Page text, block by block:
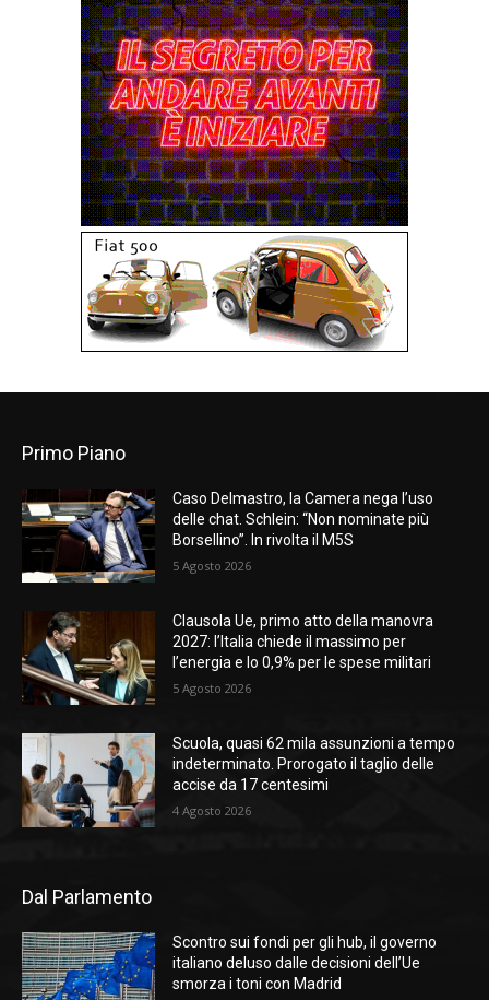
Primo Piano
Caso Delmastro, la Camera nega l’uso
delle chat. Schlein: “Non nominate più
Borsellino”. In rivolta il M5S
5 Agosto 2026
Clausola Ue, primo atto della manovra
2027: l’Italia chiede il massimo per
l’energia e lo 0,9% per le spese militari
5 Agosto 2026
Scuola, quasi 62 mila assunzioni a tempo
indeterminato. Prorogato il taglio delle
accise da 17 centesimi
4 Agosto 2026
Dal Parlamento
Scontro sui fondi per gli hub, il governo
italiano deluso dalle decisioni dell’Ue
smorza i toni con Madrid